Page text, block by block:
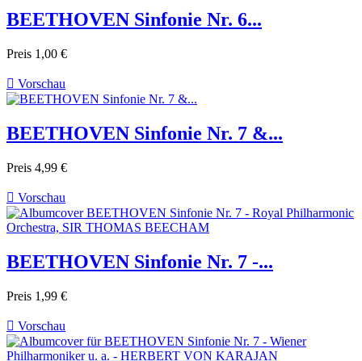
BEETHOVEN Sinfonie Nr. 6...
Preis 1,00 €
 Vorschau
BEETHOVEN Sinfonie Nr. 7 &...
Preis 4,99 €
 Vorschau
BEETHOVEN Sinfonie Nr. 7 -...
Preis 1,99 €
 Vorschau